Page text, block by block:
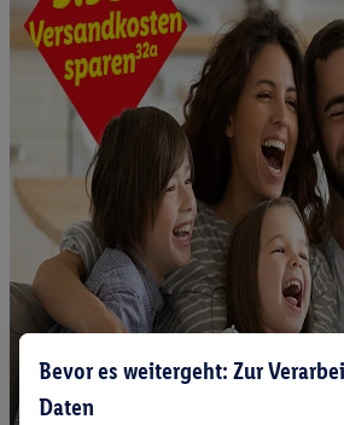
Bevor es weitergeht: Zur
Daten